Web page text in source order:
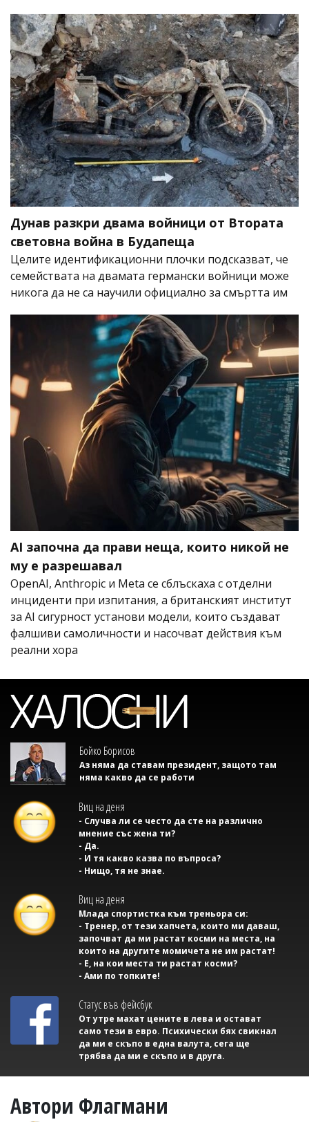
Дунав разкри двама войници от Втората
световна война в Будапеща
Целите идентификационни плочки подсказват, че
семействата на двамата германски войници може
никога да не са научили официално за смъртта им
AI започна да прави неща, които никой не
му е разрешавал
OpenAI, Anthropic и Meta се сблъскаха с отделни
инциденти при изпитания, а британският институт
за AI сигурност установи модели, които създават
фалшиви самоличности и насочват действия към
реални хора
Бойко Борисов
Аз няма да ставам президент, защото там
няма какво да се работи
Виц на деня
- Случва ли се често да сте на различно
мнение със жена ти?
- Да.
- И тя какво казва по въпроса?
- Нищо, тя не знае.
Виц на деня
Млада спортистка към треньора си:
- Тренер, от тези хапчета, които ми даваш,
започват да ми растат косми на места, на
които на другите момичета не им растат!
- Е, на кои места ти растат косми?
- Ами по топките!
Статус във фейсбук
От утре махат цените в лева и остават
само тези в евро. Психически бях свикнал
да ми е скъпо в една валута, сега ще
трябва да ми е скъпо и в друга.
Автори Флагмани